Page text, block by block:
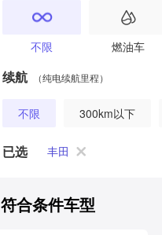
不限 燃油车
续航 （纯电续航里程）
不限 300km以下
已选 丰田
符合条件车型